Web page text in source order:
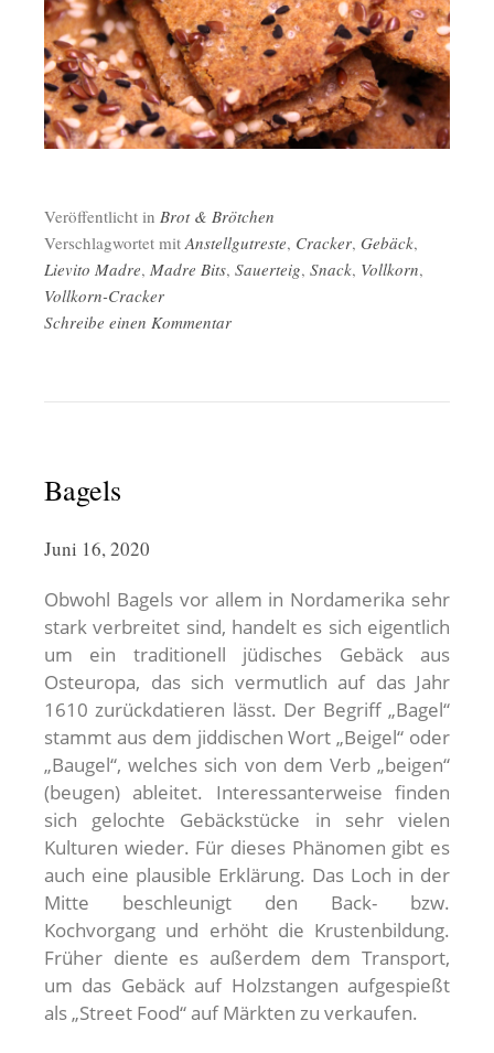
Veröffentlicht in Brot & Brötchen
Verschlagwortet mitAnstellgutreste, Cracker, Gebäck,
Lievito Madre, Madre Bits, Sauerteig, Snack, Vollkorn,
Vollkorn-Cracker
Schreibe einen Kommentar
Bagels
Juni 16, 2020
Obwohl Bagels vor allem in Nordamerika sehr
stark verbreitet sind, handelt es sich eigentlich
um ein traditionell jüdisches Gebäck aus
Osteuropa, das sich vermutlich auf das Jahr
1610 zurückdatieren lässt. Der Begriff „Bagel“
stammt aus dem jiddischen Wort „Beigel“ oder
„Baugel“, welches sich von dem Verb „beigen“
(beugen) ableitet. Interessanterweise finden
sich gelochte Gebäckstücke in sehr vielen
Kulturen wieder. Für dieses Phänomen gibt es
auch eine plausible Erklärung. Das Loch in der
Mitte beschleunigt den Back- bzw.
Kochvorgang und erhöht die Krustenbildung.
Früher diente es außerdem dem Transport,
um das Gebäck auf Holzstangen aufgespießt
als „Street Food“ auf Märkten zu verkaufen.